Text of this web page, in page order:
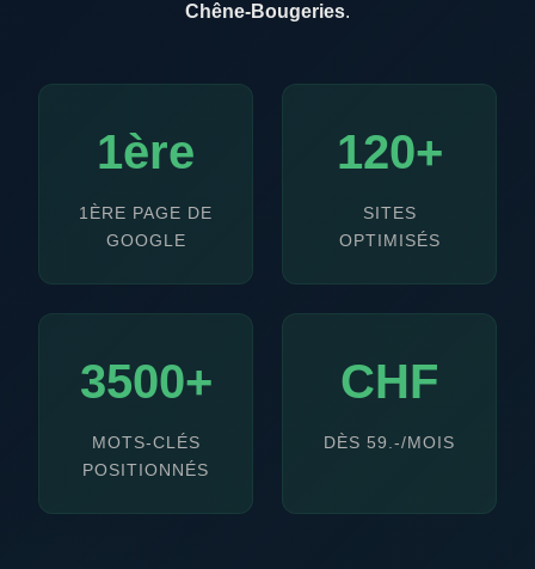
Chêne-Bougeries.
1ère
1ÈRE PAGE DE
GOOGLE
120+
SITES
OPTIMISÉS
3500+
MOTS-CLÉS
POSITIONNÉS
CHF
DÈS 59.-/MOIS